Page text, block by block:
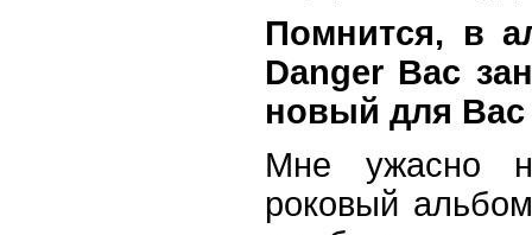
Помнится, в
Danger Вас
новый для Вас
Мне ужасно
роковый